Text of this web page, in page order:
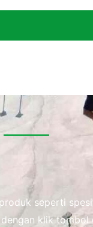
seperti
klik tombol